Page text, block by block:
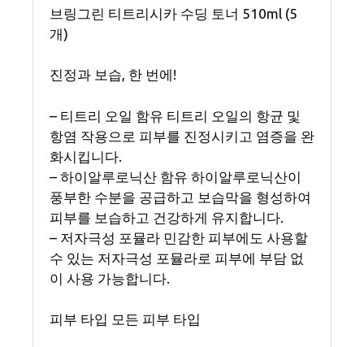
브링그린 티트리시카 수딩 토너 510ml (5
개)
진정과 보습, 한 번에!
– 티트리 오일 함유 티트리 오일의 항균 및
항염 작용으로 피부를 진정시키고 염증을 완
화시킵니다.
– 하이알루로닉산 함유 하이알루로닉산이
풍부한 수분을 공급하고 보습막을 형성하여
피부를 보습하고 건강하게 유지합니다.
– 저자극성 포뮬라 민감한 피부에도 사용할
수 있는 저자극성 포뮬라로 피부에 부담 없
이 사용 가능합니다.
피부 타입 모든 피부 타입